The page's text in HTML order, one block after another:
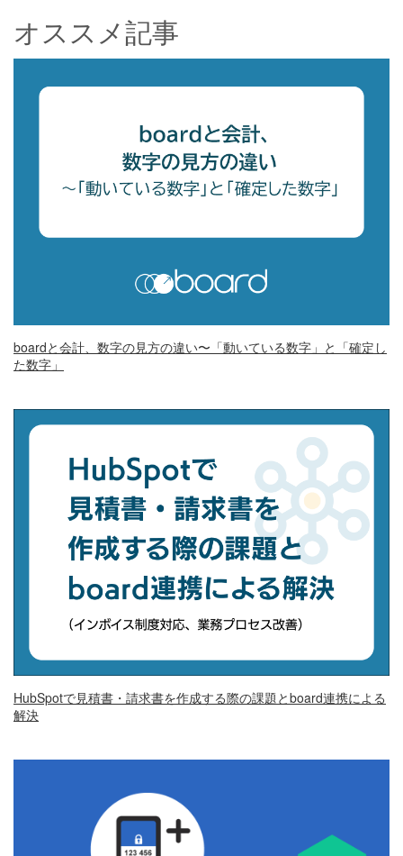
オススメ記事
boardと会計、数字の見方の違い〜「動いている数字」と「確定し
た数字」
HubSpotで見積書・請求書を作成する際の課題とboard連携による
解決